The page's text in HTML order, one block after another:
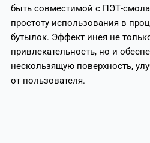
быть совместимой с ПЭТ-
простоту использования в
бутылок. Эффект инея не
привлекательность, но и
нескользящую поверхность,
от пользователя.